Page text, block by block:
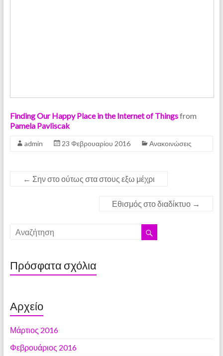
Finding Our Happy Place in the Internet of Thingsfrom
Pamela Pavliscak
admin 23 Φεβρουαρίου 2016 Ανακοινώσεις
← Σην στο ούτως στα στους εξω μέχρι
Εθισμός στο διαδίκτυο →
Πρόσφατα σχόλια
Αρχείο
Μάρτιος 2016
Φεβρουάριος 2016